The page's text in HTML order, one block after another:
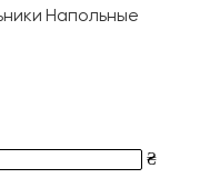
Напольные
₴